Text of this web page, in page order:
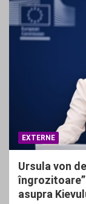
EXTERNE
Ursula von
asupra